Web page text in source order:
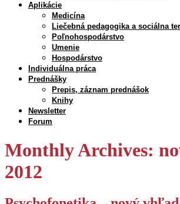
Aplikácie
Medicína
Liečebná pedagogika a sociálna
Poľnohospodárstvo
Umenie
Hospodárstvo
Individuálna práca
Prednášky
Prepis, záznam prednášok
Knihy
Newsletter
Forum
Monthly Archives:
2012